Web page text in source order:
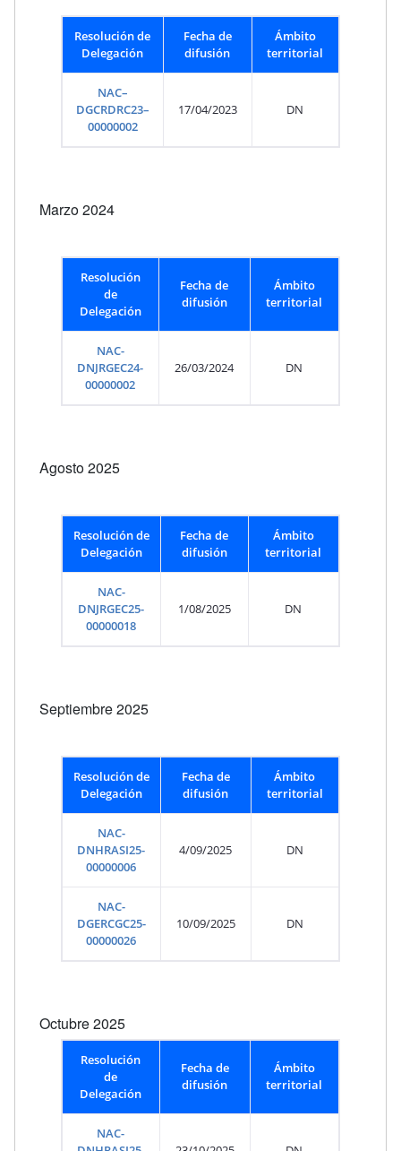
Resolución de
Delegación
Fecha de
difusión
Ámbito
territorial
NAC–
DGCRDRC23–
00000002
17/04/2023 DN
Marzo 2024
Resolución
de
Delegación
Fecha de
difusión
Ámbito
territorial
NAC-
DNJRGEC24-
00000002
26/03/2024 DN
Agosto 2025
Resolución de
Delegación
Fecha de
difusión
Ámbito
territorial
NAC-
DNJRGEC25-
00000018
1/08/2025 DN
Septiembre 2025
Resolución de
Delegación
Fecha de
difusión
Ámbito
territorial
NAC-
DNHRASI25-
00000006
4/09/2025 DN
NAC-
DGERCGC25-
00000026
10/09/2025 DN
Octubre 2025
Resolución
de
Delegación
Fecha de
difusión
Ámbito
territorial
NAC-